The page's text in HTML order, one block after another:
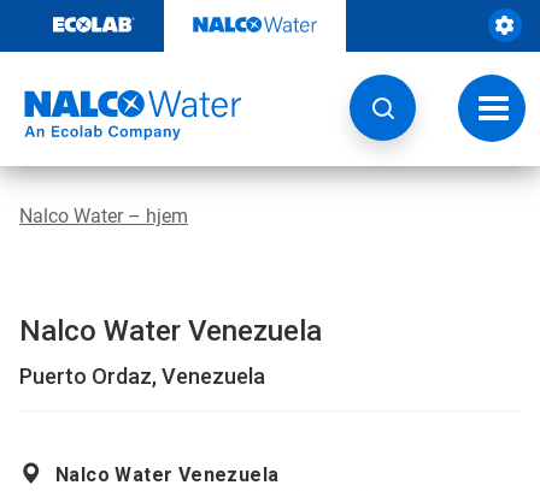
til
Veksle
Nalco Water – hjem
Nalco Water Venezuela
Puerto Ordaz, Venezuela
Nalco Water Venezuela